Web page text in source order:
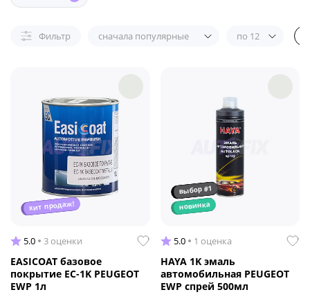
Фильтр сначала популярные по 12
хит продаж!
5.0 3 оценки
EASICOAT базовое
покрытие EC-1K PEUGEOT
EWP 1л
выбор #1
новинка
5.0 1 оценка
HAYA 1K эмаль
автомобильная PEUGEOT
EWP спрей 500мл